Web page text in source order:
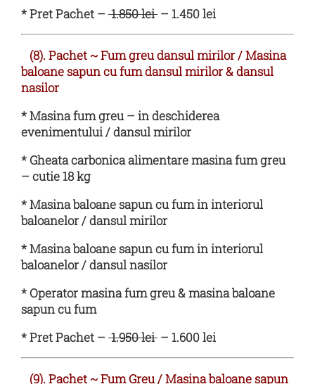
* Pret Pachet – 1.850 lei – 1.450 lei
(8). Pachet ~Fum greu dansul mirilor / Masina
baloane sapun cu fum dansul mirilor & dansul
nasilor
* Masina fum greu – in deschiderea
evenimentului / dansul mirilor
* Gheata carbonica alimentare masina fum greu
– cutie 18 kg
* Masina baloane sapun cu fum in interiorul
baloanelor / dansul mirilor
* Masina baloane sapun cu fum in interiorul
baloanelor / dansul nasilor
* Operator masina fum greu & masina baloane
sapun cu fum
* Pret Pachet – 1.950 lei – 1.600 lei
(9). Pachet ~Fum Greu / Masina baloane sapun